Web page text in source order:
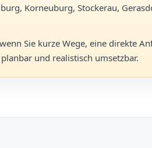
Korneuburg, Stockerau,
Sie kurze Wege, eine direkte
und realistisch umsetzbar.